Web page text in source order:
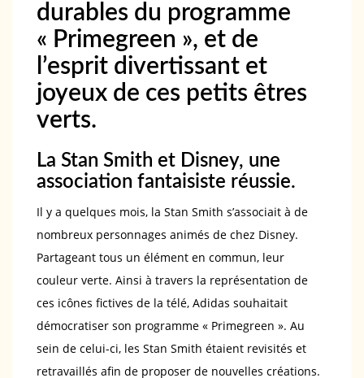
durables du programme
« Primegreen », et de
l’esprit divertissant et
joyeux de ces petits êtres
verts.
La Stan Smith et Disney, une
association fantaisiste réussie.
Il y a quelques mois, la Stan Smith s’associait à de
nombreux personnages animés de chez Disney.
Partageant tous un élément en commun, leur
couleur verte. Ainsi à travers la représentation de
ces icônes fictives de la télé, Adidas souhaitait
démocratiser son programme « Primegreen ». Au
sein de celui-ci, les Stan Smith étaient revisités et
retravaillés afin de proposer de nouvelles créations.